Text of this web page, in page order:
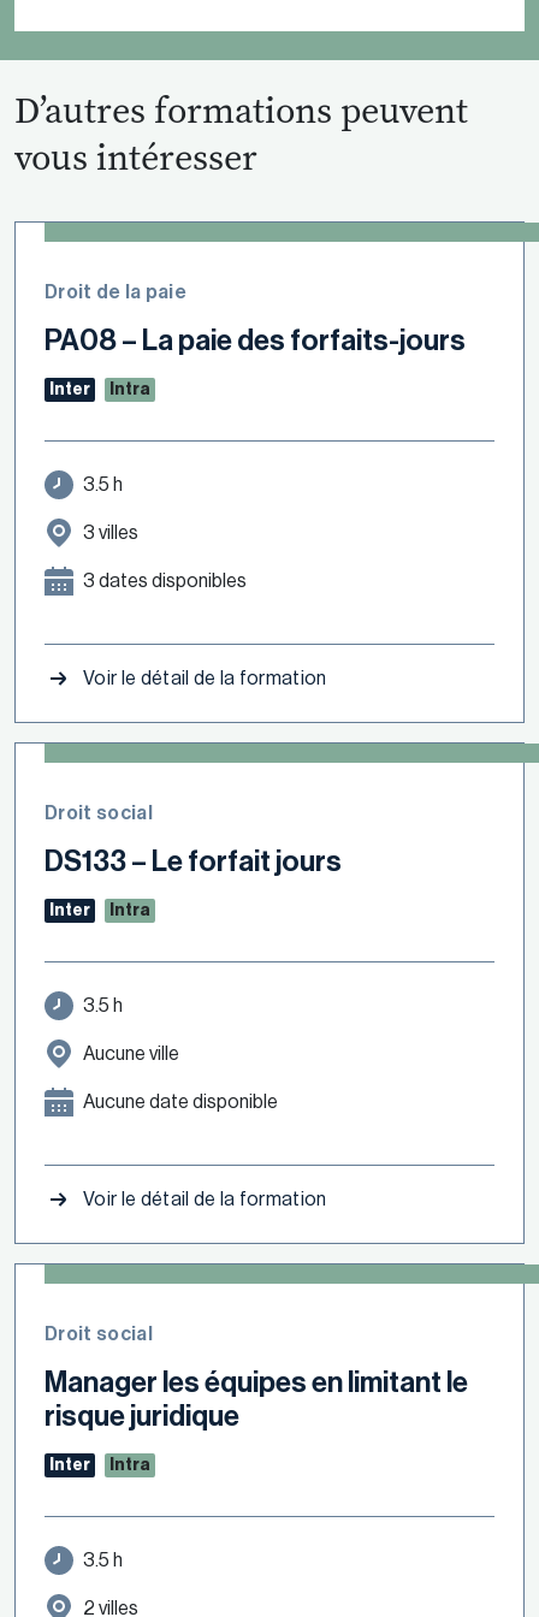
D’autres formations peuvent
vous intéresser
Droit de la paie
PA08 – La paie des forfaits-jours
Inter Intra
3.5 h
3 villes
3 dates disponibles
Voir le détail de la formation
Droit social
DS133 – Le forfait jours
Inter Intra
3.5 h
Aucune ville
Aucune date disponible
Voir le détail de la formation
Droit social
Manager les équipes en limitant le
risque juridique
Inter Intra
3.5 h
2 villes